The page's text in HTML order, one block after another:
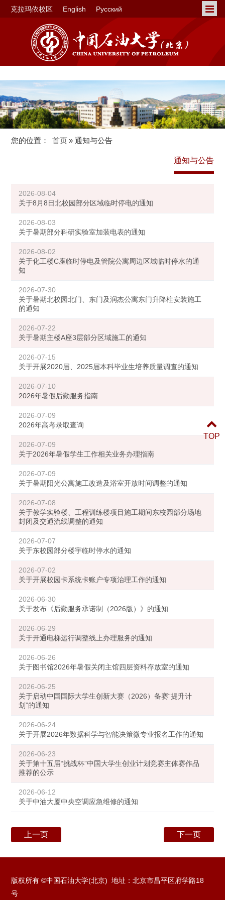
克拉玛依校区 English Русский
您的位置： 首页 » 通知与公告
通知与公告
2026-08-04
关于8月8日北校园部分区域临时停电的通知
2026-08-03
关于暑期部分科研实验室加装电表的通知
2026-08-02
关于化工楼C座临时停电及管院公寓周边区域临时停水的通
知
2026-07-30
关于暑期北校园北门、东门及润杰公寓东门升降柱安装施工
的通知
2026-07-22
关于暑期主楼A座3层部分区域施工的通知
2026-07-15
关于开展2020届、2025届本科毕业生培养质量调查的通知
2026-07-10
2026年暑假后勤服务指南
2026-07-09
2026年高考录取查询
2026-07-09
关于2026年暑假学生工作相关业务办理指南
2026-07-09
关于暑期阳光公寓施工改造及浴室开放时间调整的通知
2026-07-08
关于教学实验楼、工程训练楼项目施工期间东校园部分场地
封闭及交通流线调整的通知
2026-07-07
关于东校园部分楼宇临时停水的通知
2026-07-02
关于开展校园卡系统卡账户专项治理工作的通知
2026-06-30
关于发布《后勤服务承诺制（2026版）》的通知
2026-06-29
关于开通电梯运行调整线上办理服务的通知
2026-06-26
关于图书馆2026年暑假关闭主馆四层资料存放室的通知
2026-06-25
关于启动中国国际大学生创新大赛（2026）备赛“提升计
划”的通知
2026-06-24
关于开展2026年数据科学与智能决策微专业报名工作的通知
2026-06-23
关于第十五届“挑战杯”中国大学生创业计划竞赛主体赛作品
推荐的公示
2026-06-12
关于中油大厦中央空调应急维修的通知
上一页 下一页
版权所有 ©中国石油大学(北京) 地址：北京市昌平区府学路18
号
TOP